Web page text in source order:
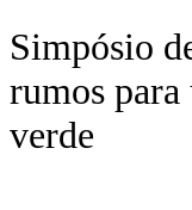
Simpósio
rumos
verde